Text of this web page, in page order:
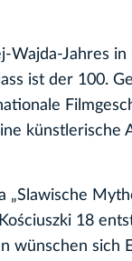
Jahres
ist der 100.
künstlerische
18
wünschen